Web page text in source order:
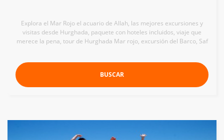
Explora el Mar Rojo el acuario de Allah, las mejores excursiones y
visitas desde Hurghada, paquete con hoteles incluidos, viaje que
merece la pena, tour de Hurghada Mar rojo, excursión del Barco, Saf
BUSCAR